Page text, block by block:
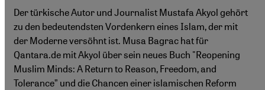
Der türkische Autor und Journalist Mustafa Akyol gehört
zu den bedeutendsten Vordenkern eines Islam, der mit
der Moderne versöhnt ist. Musa Bagrac hat für
Qantara.de mit Akyol über sein neues Buch "Reopening
Muslim Minds: A Return to Reason, Freedom, and
Tolerance” und die Chancen einer islamischen Reform